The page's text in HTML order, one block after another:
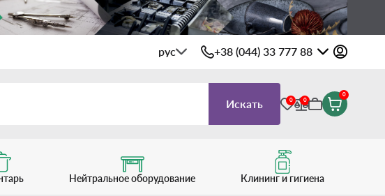
рус +38 (044) 33 777 88
Искать 0 0
0
Нейтральное оборудование Клининг и гигиена